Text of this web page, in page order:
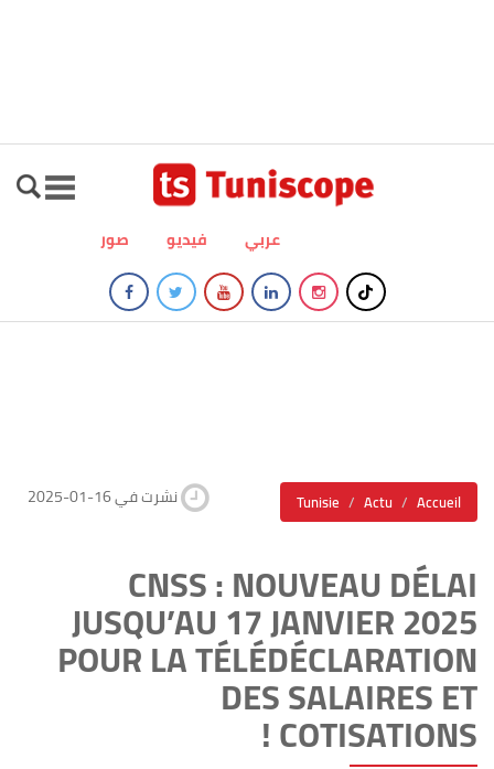
صور فيديو عربي
Tunisie Actu Accueil 2025-01-16 نشرت في
CNSS : NOUVEAU DÉLAI
JUSQU’AU 17 JANVIER 2025
POUR LA TÉLÉDÉCLARATION
DES SALAIRES ET
COTISATIONS !